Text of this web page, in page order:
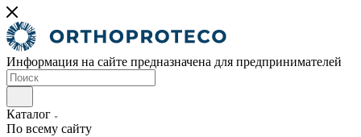
Информация на сайте предназначена для предпринимателей
Каталог
По всему сайту